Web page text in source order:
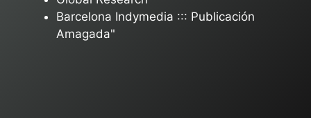
Barcelona Indymedia ::: Publicación
Amagada"